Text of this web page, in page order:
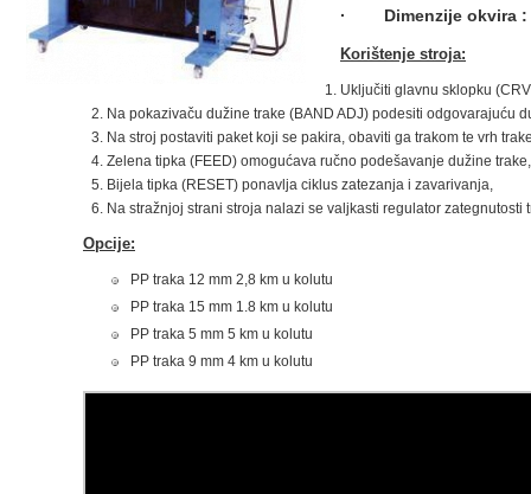
· Dimenzije okvira :
Korištenje stroja:
Uključiti glavnu sklopku
Na pokazivaču dužine trake (BAND ADJ) podesiti odgovarajuću
Na stroj postaviti paket koji se pakira, obaviti ga trakom te vrh
Zelena tipka (FEED) omogućava ručno podešavanje dužine
Bijela tipka (RESET) ponavlja ciklus zatezanja i zavarivanja,
Na stražnjoj strani stroja nalazi se valjkasti regulator zategnutosti
Opcije:
PP traka 12 mm 2,8 km u kolutu
PP traka 15 mm 1.8 km u kolutu
PP traka 5 mm 5 km u kolutu
PP traka 9 mm 4 km u kolutu